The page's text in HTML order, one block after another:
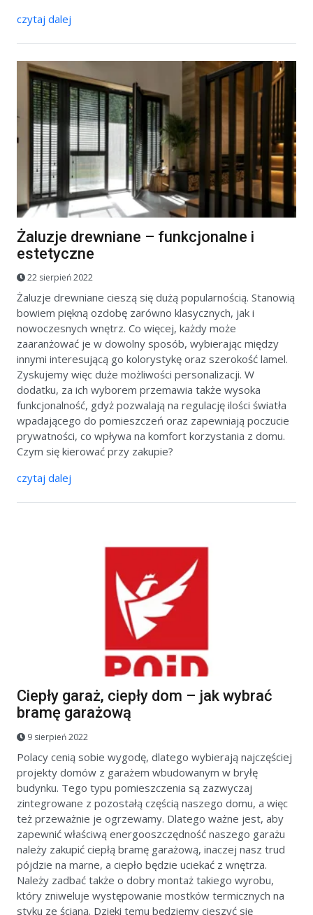
czytaj dalej
Żaluzje drewniane – funkcjonalne i
estetyczne
22 sierpień 2022
Żaluzje drewniane cieszą się dużą popularnością. Stanowią
bowiem piękną ozdobę zarówno klasycznych, jak i
nowoczesnych wnętrz. Co więcej, każdy może
zaaranżować je w dowolny sposób, wybierając między
innymi interesującą go kolorystykę oraz szerokość lamel.
Zyskujemy więc duże możliwości personalizacji. W
dodatku, za ich wyborem przemawia także wysoka
funkcjonalność, gdyż pozwalają na regulację ilości światła
wpadającego do pomieszczeń oraz zapewniają poczucie
prywatności, co wpływa na komfort korzystania z domu.
Czym się kierować przy zakupie?
czytaj dalej
Ciepły garaż, ciepły dom – jak wybrać
bramę garażową
9 sierpień 2022
Polacy cenią sobie wygodę, dlatego wybierają najczęściej
projekty domów z garażem wbudowanym w bryłę
budynku. Tego typu pomieszczenia są zazwyczaj
zintegrowane z pozostałą częścią naszego domu, a więc
też przeważnie je ogrzewamy. Dlatego ważne jest, aby
zapewnić właściwą energooszczędność naszego garażu
należy zakupić ciepłą bramę garażową, inaczej nasz trud
pójdzie na marne, a ciepło będzie uciekać z wnętrza.
Należy zadbać także o dobry montaż takiego wyrobu,
który zniweluje występowanie mostków termicznych na
styku ze ścianą. Dzięki temu będziemy cieszyć się